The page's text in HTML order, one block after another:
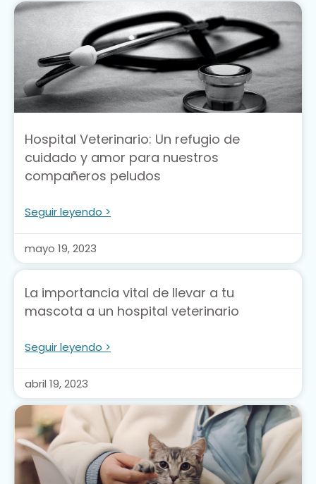
Hospital Veterinario: Un refugio de
cuidado y amor para nuestros
compañeros peludos
Seguir leyendo >
mayo 19, 2023
La importancia vital de llevar a tu
mascota a un hospital veterinario
Seguir leyendo >
abril 19, 2023